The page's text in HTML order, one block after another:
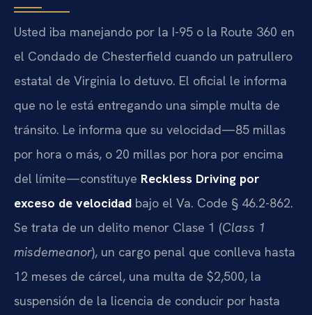
Usted iba manejando por la I-95 o la Route 360 en
el Condado de Chesterfield cuando un patrullero
estatal de Virginia lo detuvo. El oficial le informa
que no le está entregando una simple multa de
tránsito. Le informa que su velocidad—85 millas
por hora o más, o 20 millas por hora por encima
del límite—constituye Reckless Driving por
exceso de velocidad bajo el Va. Code § 46.2-862.
Se trata de un delito menor Clase 1 (Class 1
misdemeanor), un cargo penal que conlleva hasta
12 meses de cárcel, una multa de $2,500, la
suspensión de la licencia de conducir por hasta